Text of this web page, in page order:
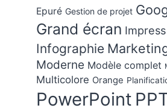
Epuré Gestion de projet
Grand écran Impress
Infographie
Moderne Modèle complet
Multicolore Orange
PowerPoint